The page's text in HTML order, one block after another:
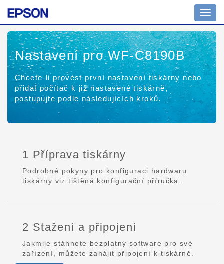
Nastavení pro WF-C8190B
Chcete-li provést první nastavení tiskárny nebo
přidat počítač k již nastavené tiskárně,
postupujte podle následujících kroků.
1 Příprava tiskárny
Podrobné pokyny pro konfiguraci hardwaru
tiskárny viz tištěná konfigurační příručka.
2 Stažení a připojení
Jakmile stáhnete bezplatný software pro své
zařízení, můžete zahájit připojení k tiskárně.